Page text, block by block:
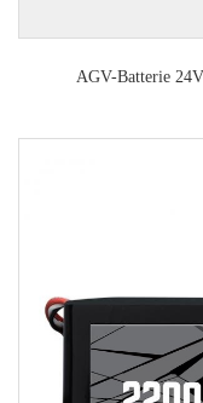
AGV-Batterie